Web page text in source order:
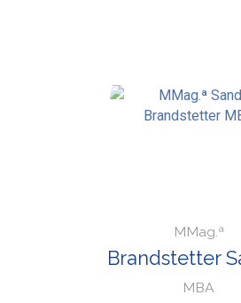
MMag.ª
Brandstetter
MBA